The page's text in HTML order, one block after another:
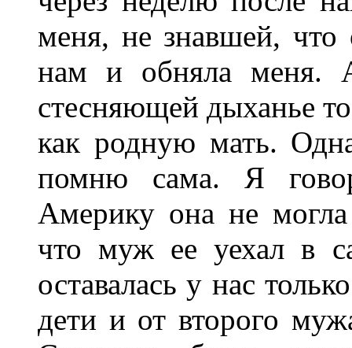
меня, не знавшей, что
нам и обняла меня.
стесняющей дыханье
как родную мать.
помню сама. Я
Америку она не
что муж ее уехал в
оставалась у нас
дети и от второго